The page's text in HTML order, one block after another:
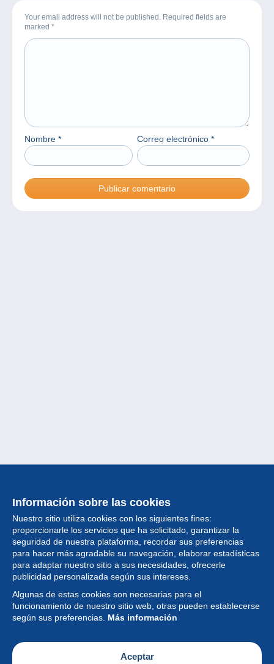
Your email address will not be published. Required fields are
marked *
Nombre * Correo electrónico *
Información sobre las cookies
Nuestro sitio utiliza cookies con los siguientes fines:
proporcionarle los servicios que ha solicitado, garantizar la
seguridad de nuestra plataforma, recordar sus preferencias
para hacer más agradable su navegación, elaborar estadísticas
para adaptar nuestro sitio a sus necesidades, ofrecerle
publicidad personalizada según sus intereses.
Algunas de estas cookies son necesarias para el
funcionamiento de nuestro sitio web, otras pueden establecerse
según sus preferencias. Más información
Aceptar
Colección
Noticias
Funcionalidad
Empresa